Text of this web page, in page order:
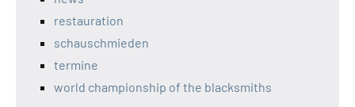
restauration
schauschmieden
termine
world championship of the blacksmiths